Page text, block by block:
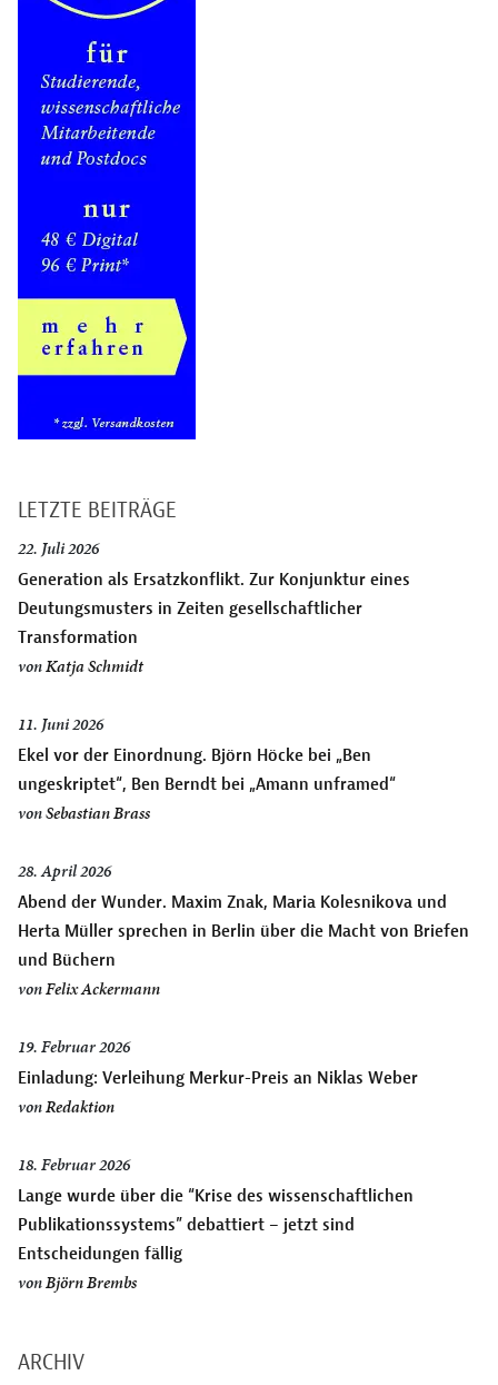
LETZTE BEITRÄGE
22. Juli 2026
Generation als Ersatzkonflikt. Zur Konjunktur eines
Deutungsmusters in Zeiten gesellschaftlicher
Transformation
vonKatja Schmidt
11. Juni 2026
Ekel vor der Einordnung. Björn Höcke bei „Ben
ungeskriptet“, Ben Berndt bei „Amann unframed“
vonSebastian Brass
28. April 2026
Abend der Wunder. Maxim Znak, Maria Kolesnikova und
Herta Müller sprechen in Berlin über die Macht von Briefen
und Büchern
vonFelix Ackermann
19. Februar 2026
Einladung: Verleihung Merkur-Preis an Niklas Weber
vonRedaktion
18. Februar 2026
Lange wurde über die “Krise des wissenschaftlichen
Publikationssystems” debattiert – jetzt sind
Entscheidungen fällig
vonBjörn Brembs
ARCHIV